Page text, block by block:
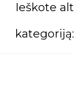
Ieškote
kategoriją: